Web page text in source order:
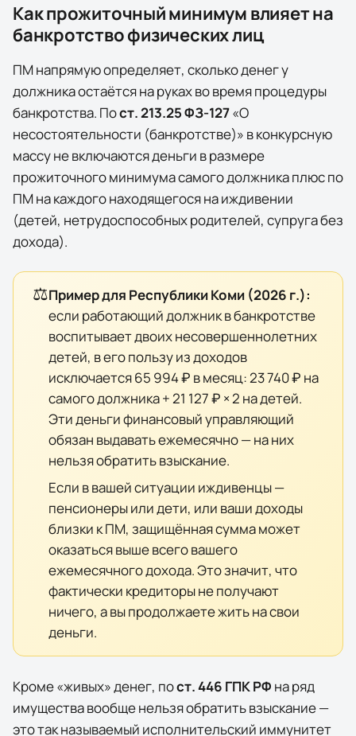
Как прожиточный минимум влияет на
банкротство физических лиц
ПМ напрямую определяет, сколько денег у
должника остаётся на руках во время процедуры
банкротства. Пост. 213.25 ФЗ-127«О
несостоятельности (банкротстве)» в конкурсную
массуне включаютсяденьги в размере
прожиточного минимума самого должника плюс по
ПМ на каждого находящегося на иждивении
(детей, нетрудоспособных родителей, супруга без
дохода).
⚖️Пример для Республики Коми (2026 г.):
если работающий должник в банкротстве
воспитывает двоих несовершеннолетних
детей, в его пользу из доходов
исключается65 994 ₽ в месяц: 23 740 ₽ на
самого должника + 21 127 ₽ × 2 на детей.
Эти деньги финансовый управляющий
обязан выдавать ежемесячно — на них
нельзя обратить взыскание.
Если в вашей ситуации иждивенцы —
пенсионеры или дети, или ваши доходы
близки к ПМ, защищённая сумма может
оказаться выше всего вашего
ежемесячного дохода. Это значит, что
фактически кредиторы не получают
ничего, а вы продолжаете жить на свои
деньги.
Кроме «живых» денег, пост. 446 ГПК РФ на ряд
имущества вообще нельзя обратить взыскание —
это так называемый исполнительский иммунитет